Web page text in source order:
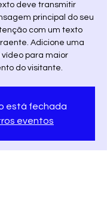
deve transmitir
principal do seu
com um texto
Adicione uma
para maior
do visitante.
está fechada
eventos